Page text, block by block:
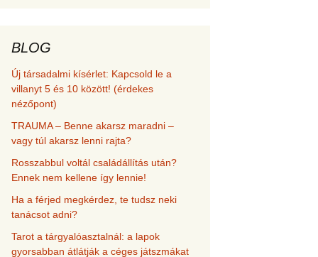
BLOG
Új társadalmi kísérlet: Kapcsold le a
villanyt 5 és 10 között! (érdekes
nézőpont)
TRAUMA – Benne akarsz maradni –
vagy túl akarsz lenni rajta?
Rosszabbul voltál családállítás után?
Ennek nem kellene így lennie!
Ha a férjed megkérdez, te tudsz neki
tanácsot adni?
Tarot a tárgyalóasztalnál: a lapok
gyorsabban átlátják a céges játszmákat